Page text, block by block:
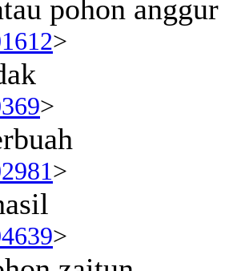
pohon anggur
>
>
>
>